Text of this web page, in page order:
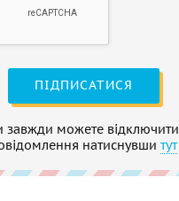
ПІДПИСАТИСЯ
завжди можете відключити
натиснувши тут